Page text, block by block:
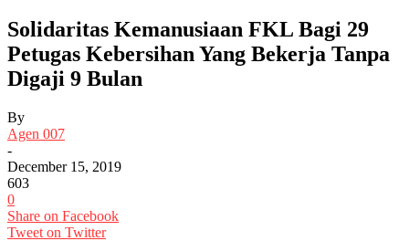
Solidaritas Kemanusiaan FKL Bagi 29
Petugas Kebersihan Yang Bekerja Tanpa
Digaji 9 Bulan
By
Agen 007
-
December 15, 2019
603
0
Share on Facebook
Tweet on Twitter